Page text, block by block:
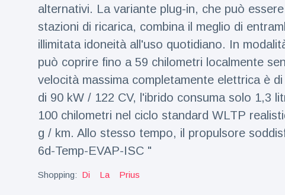
Palvin
rivelano di
aspettare
una
bambina
Brown
incoraggia
sua figlia ad
essere
creativa
15 July
69
Visualizzazioni
Anne
Hathaway
definisce
Tom
Holland 'il
figlio dei
Visualizzazioni
alternativi. La variante plug-in, che può
stazioni di ricarica, combina il meglio di
illimitata idoneità all'uso quotidiano. In
può coprire fino a 59 chilometri localmente
velocità massima completamente elettrica è
di 90 kW / 122 CV, l'ibrido consuma solo 1,3
100 chilometri nel ciclo standard WLTP
g / km. Allo stesso tempo, il propulsore
6d-Temp-EVAP-ISC "
Shopping: Di La Prius